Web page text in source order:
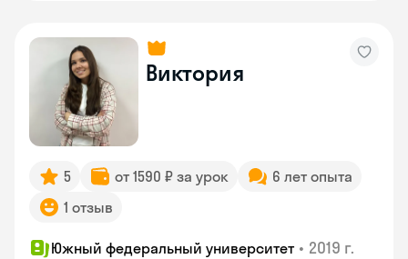
Виктория
5 от 1590 ₽ за урок
6 лет опыта
1 отзыв
Южный федеральный университет • 2019 г.